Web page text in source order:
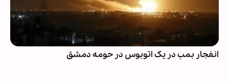
انفجار بمب در یک اتوبوس در حومه دمشق